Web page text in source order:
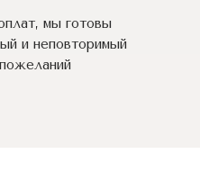
мы готовы
и неповторимый